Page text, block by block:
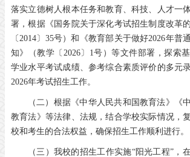
落实立德树人根本任务和教育、科技、人才一
署，根据《国务院关于深化考试招生制度改革
〔2014〕35号）和《教育部关于做好2026年普
知》（教学〔2026〕1号）等文件部署，探索
学业水平考试成绩、参考综合素质评价的多元
2026年考试招生工作。
（二）根据《中华人民共和国教育法》《
教育法》等法律、法规，结合学校实际情况，
校和考生的合法权益，确保招生工作顺利进行。
（三）我校的招生工作实施“阳光工程”，